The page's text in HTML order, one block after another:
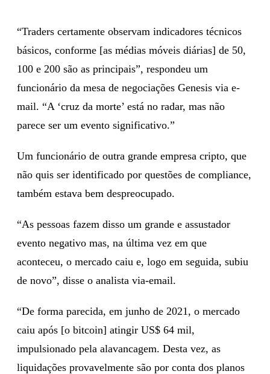
“Traders certamente observam indicadores técnicos
básicos, conforme [as médias móveis diárias] de 50,
100 e 200 são as principais”, respondeu um
funcionário da mesa de negociações Genesis via e-
mail. “A ‘cruz da morte’ está no radar, mas não
parece ser um evento significativo.”
Um funcionário de outra grande empresa cripto, que
não quis ser identificado por questões de compliance,
também estava bem despreocupado.
“As pessoas fazem disso um grande e assustador
evento negativo mas, na última vez em que
aconteceu, o mercado caiu e, logo em seguida, subiu
de novo”, disse o analista via-email.
“De forma parecida, em junho de 2021, o mercado
caiu após [o bitcoin] atingir US$ 64 mil,
impulsionado pela alavancagem. Desta vez, as
liquidações provavelmente são por conta dos planos